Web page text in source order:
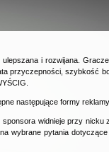
i rozwijana.
przyczepności, szybkość
następujące formy
widnieje przy nicku
wybrane pytania dotyczące